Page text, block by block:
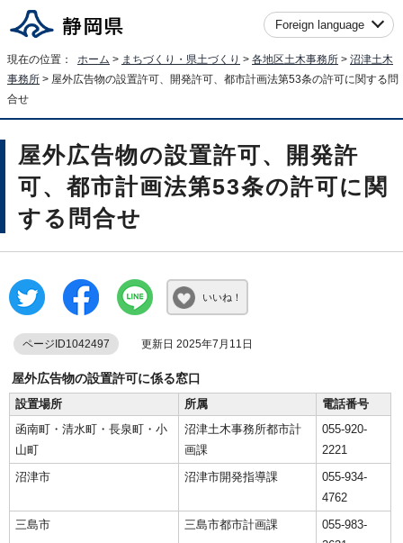
Foreign language
現在の位置： ホーム > まちづくり・県土づくり > 各地区土木事務所 > 沼津土木
事務所 > 屋外広告物の設置許可、開発許可、都市計画法第53条の許可に関する問
合せ
屋外広告物の設置許可、開発許
可、都市計画法第53条の許可に関
する問合せ
いいね！
ページID1042497 更新日 2025年7月11日
屋外広告物の設置許可に係る窓口
設置場所
所属
電話番号
函南町・清水町・長泉町・小
山町
沼津土木事務所都市計
画課
055-920-
2221
沼津市
沼津市開発指導課
055-934-
4762
三島市
三島市都市計画課
055-983-